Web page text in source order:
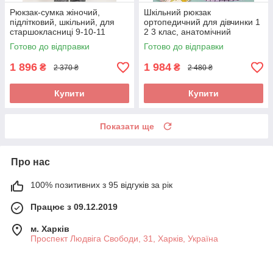
Рюкзак-сумка жіночий,
підлітковий, шкільний, для
старшокласниці 9-10-11
класу, студентки великий хакі
Готово до відправки
1 896 ₴ 2 370 ₴
Купити
Шкільний рюкзак
ортопедичний для дівчинки 1
2 3 клас, анатомічний
портфель першокласниці в
школу
Готово до відправки
1 984 ₴ 2 480 ₴
Купити
Показати ще
Про нас
100% позитивних з 95 відгуків за рік
Працює з 09.12.2019
м. Харків
Проспект Людвіга Свободи, 31, Харків, Україна